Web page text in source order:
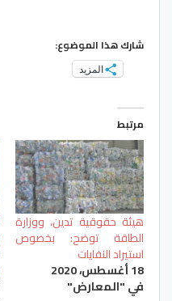
شارك هذا الموضوع:
المزيد
مرتبط
هيئة حقوقية تدين، ووزارة
الطاقة توضح: بخصوص
استيراد النفايات
18 أغسطس، 2020
في "المعارض"